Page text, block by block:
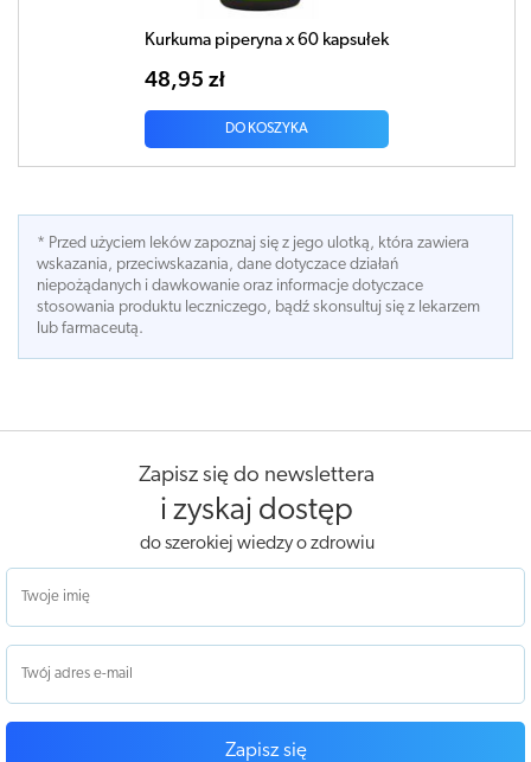
Kurkuma piperyna x 60 kapsułek
48,95 zł
DO KOSZYKA
* Przed użyciem leków zapoznaj się z jego ulotką, która zawiera
wskazania, przeciwskazania, dane dotyczace działań
niepożądanych i dawkowanie oraz informacje dotyczace
stosowania produktu leczniczego, bądź skonsultuj się z lekarzem
lub farmaceutą.
Zapisz się do newslettera
i zyskaj dostęp
do szerokiej wiedzy o zdrowiu
Zapisz się